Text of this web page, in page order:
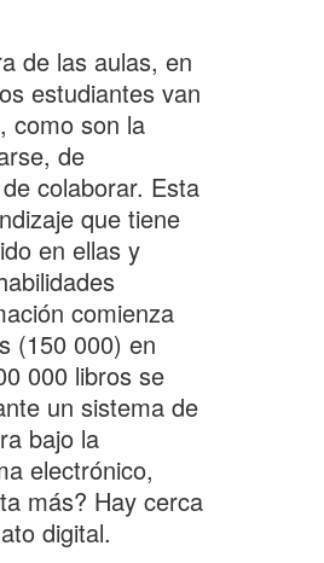
de las aulas, en
estudiantes van
como son la
de
colaborar. Esta
que tiene
en ellas y
comienza
(150 000) en
000 libros se
un sistema de
bajo la
electrónico,
más? Hay cerca
digital.